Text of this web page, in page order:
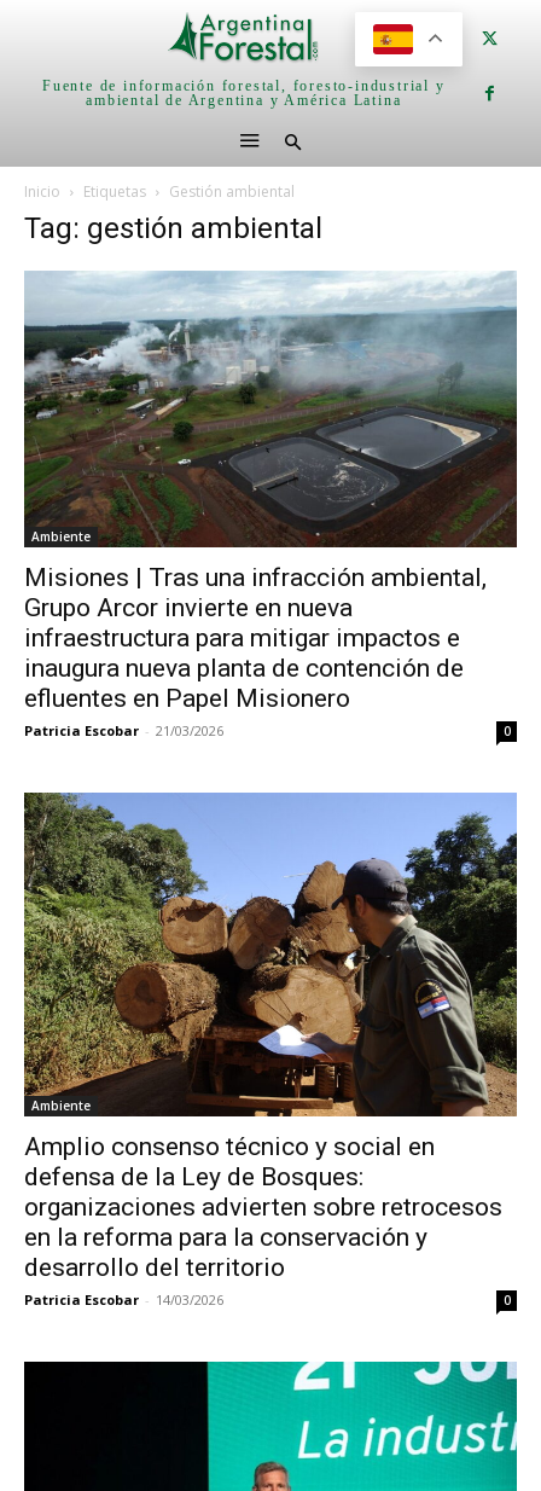
Fuente de información forestal, foresto-industrial y
ambiental de Argentina y América Latina
Inicio Etiquetas Gestión ambiental
Tag: gestión ambiental
Ambiente
Misiones | Tras una infracción ambiental,
Grupo Arcor invierte en nueva
infraestructura para mitigar impactos e
inaugura nueva planta de contención de
efluentes en Papel Misionero
Patricia Escobar - 21/03/2026 0
Ambiente
Amplio consenso técnico y social en
defensa de la Ley de Bosques:
organizaciones advierten sobre retrocesos
en la reforma para la conservación y
desarrollo del territorio
Patricia Escobar - 14/03/2026 0